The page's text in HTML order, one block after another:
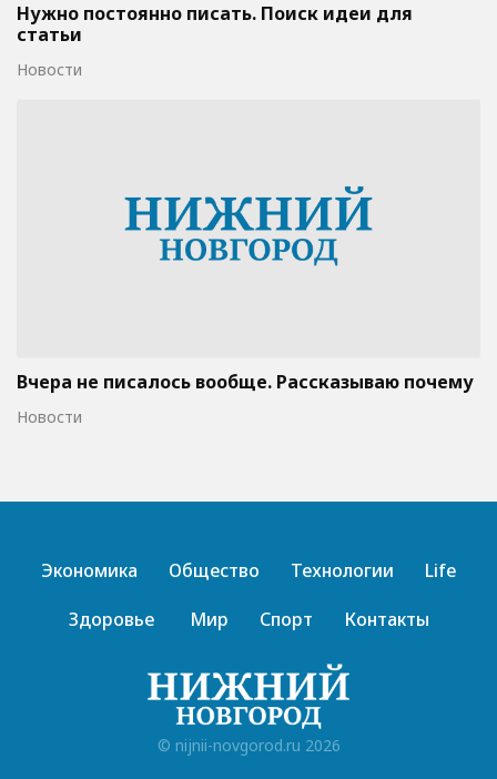
Нужно постоянно писать. Поиск идеи для
статьи
Новости
Вчера не писалось вообще. Рассказываю почему
Новости
Экономика Общество Технологии
Life
Здоровье
Мир Спорт Контакты
© nijnii-novgorod.ru 2026